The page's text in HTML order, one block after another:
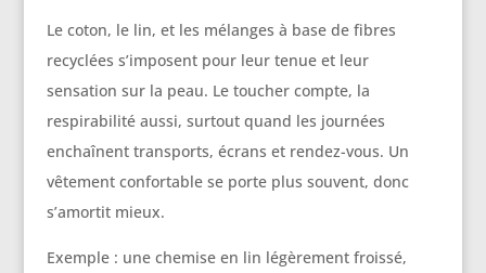
Le coton, le lin, et les mélanges à base de fibres
recyclées s’imposent pour leur tenue et leur
sensation sur la peau. Le toucher compte, la
respirabilité aussi, surtout quand les journées
enchaînent transports, écrans et rendez-vous. Un
vêtement confortable se porte plus souvent, donc
s’amortit mieux.
Exemple : une chemise en lin légèrement froissé,